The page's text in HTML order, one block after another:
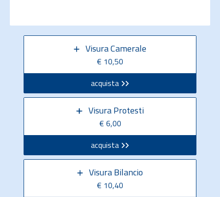
Visura Camerale
€ 10,50
acquista
Visura Protesti
€ 6,00
acquista
Visura Bilancio
€ 10,40